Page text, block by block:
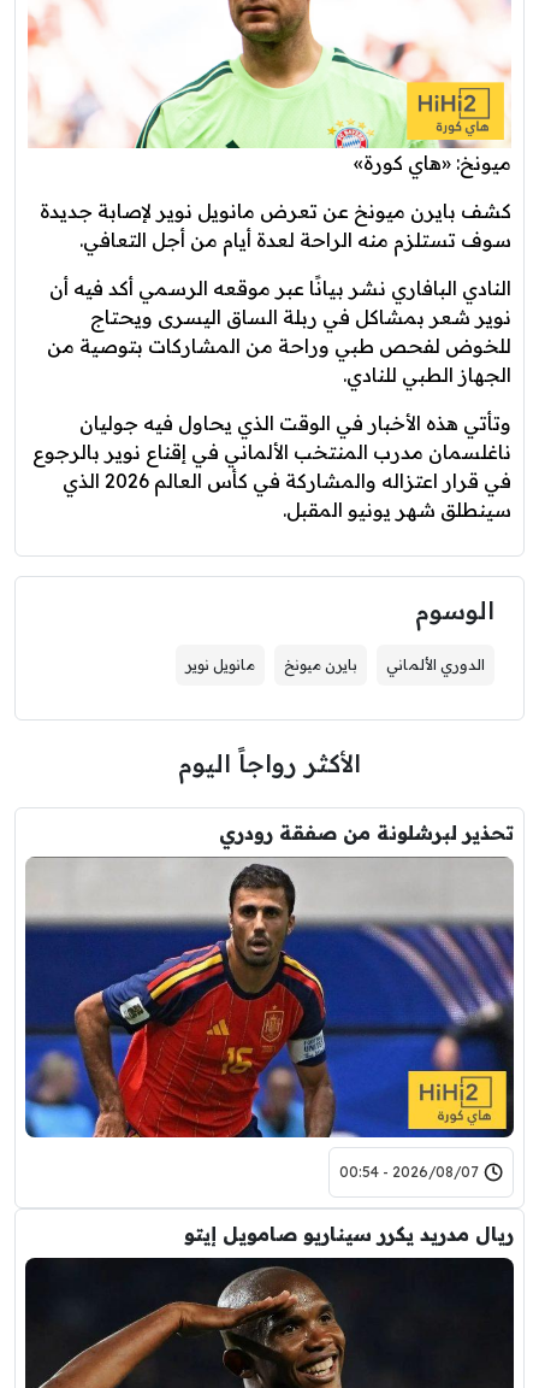
ميونخ: «هاي كورة»
كشف بايرن ميونخ عن تعرض مانويل نوير لإصابة جديدة
سوف تستلزم منه الراحة لعدة أيام من أجل التعافي.
النادي البافاري نشر بيانًا عبر موقعه الرسمي أكد فيه أن
نوير شعر بمشاكل في ربلة الساق اليسرى ويحتاج
للخوض لفحص طبي وراحة من المشاركات بتوصية من
الجهاز الطبي للنادي.
وتأتي هذه الأخبار في الوقت الذي يحاول فيه جوليان
ناغلسمان مدرب المنتخب الألماني في إقناع نوير بالرجوع
في قرار اعتزاله والمشاركة في كأس العالم 2026 الذي
سينطلق شهر يونيو المقبل.
الوسوم
الدوري الألماني بايرن ميونخ مانويل نوير
الأكثر رواجاً اليوم
تحذير لبرشلونة من صفقة رودري
2026/08/07 - 00:54
ريال مدريد يكرر سيناريو صامويل إيتو